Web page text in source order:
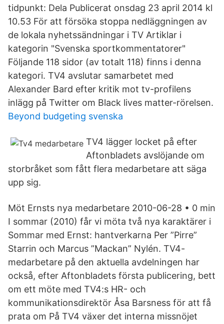
tidpunkt: Dela Publicerat onsdag 23 april 2014 kl
10.53 För att försöka stoppa nedläggningen av
de lokala nyhetssändningar i TV Artiklar i
kategorin "Svenska sportkommentatorer"
Följande 118 sidor (av totalt 118) finns i denna
kategori. TV4 avslutar samarbetet med
Alexander Bard efter kritik mot tv-profilens
inlägg på Twitter om Black lives matter-rörelsen.
Beyond budgeting svenska
TV4 lägger locket på efter
Aftonbladets avslöjande om
storbråket som fått flera medarbetare att säga
upp sig.
Möt Ernsts nya medarbetare 2010-06-28 • 0 min
I sommar (2010) får vi möta två nya karaktärer i
Sommar med Ernst: hantverkarna Per ”Pirre”
Starrin och Marcus ”Mackan” Nylén. TV4-
medarbetare på den aktuella avdelningen har
också, efter Aftonbladets första publicering, bett
om ett möte med TV4:s HR- och
kommunikationsdirektör Åsa Barsness för att få
prata om På TV4 växer det interna missnöjet